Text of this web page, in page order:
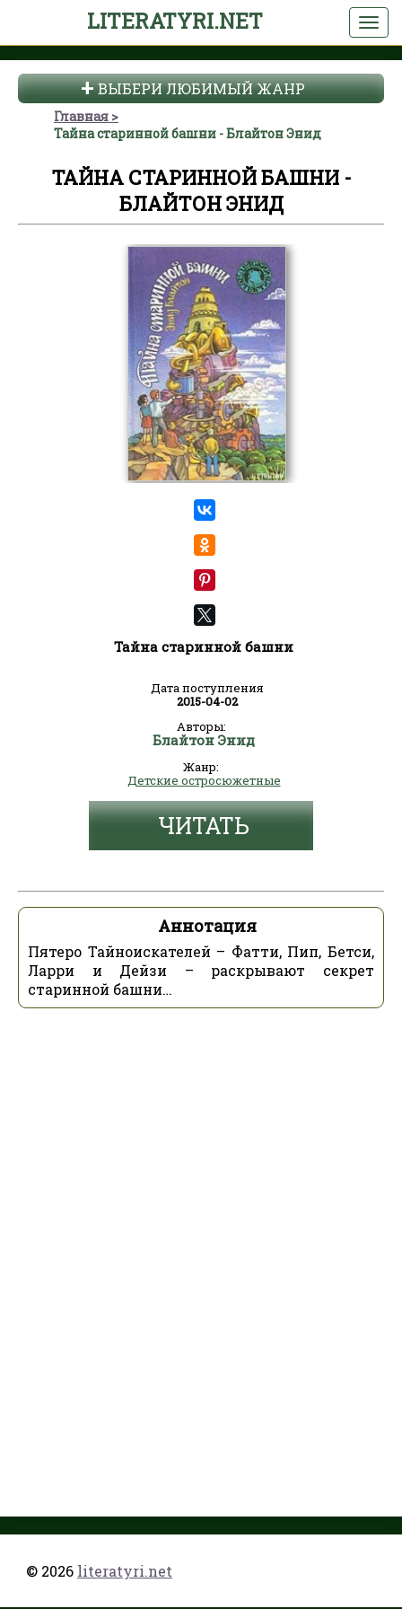
LITERATYRI.NET
ВЫБЕРИ ЛЮБИМЫЙ ЖАНР
Главная
Тайна старинной башни - Блайтон Энид
ТАЙНА СТАРИННОЙ БАШНИ -
БЛАЙТОН ЭНИД
Тайна старинной башни
Дата поступления
2015-04-02
Авторы:
Блайтон Энид
Жанр:
Детские остросюжетные
ЧИТАТЬ
Аннотация
Пятеро Тайноискателей – Фатти, Пип, Бетси,
Ларри и Дейзи – раскрывают секрет
старинной башни…
© 2026 literatyri.net